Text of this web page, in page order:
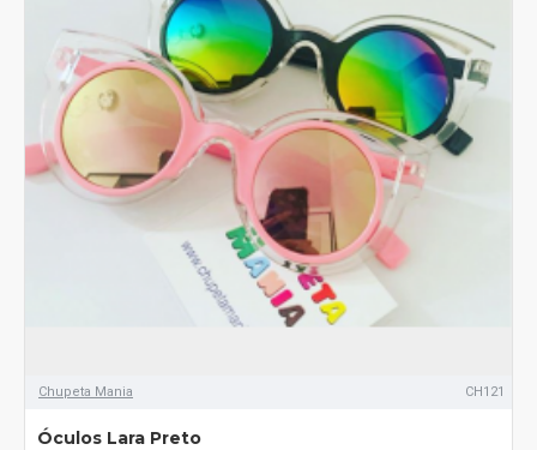
Chupeta Mania CH121
Óculos Lara Preto